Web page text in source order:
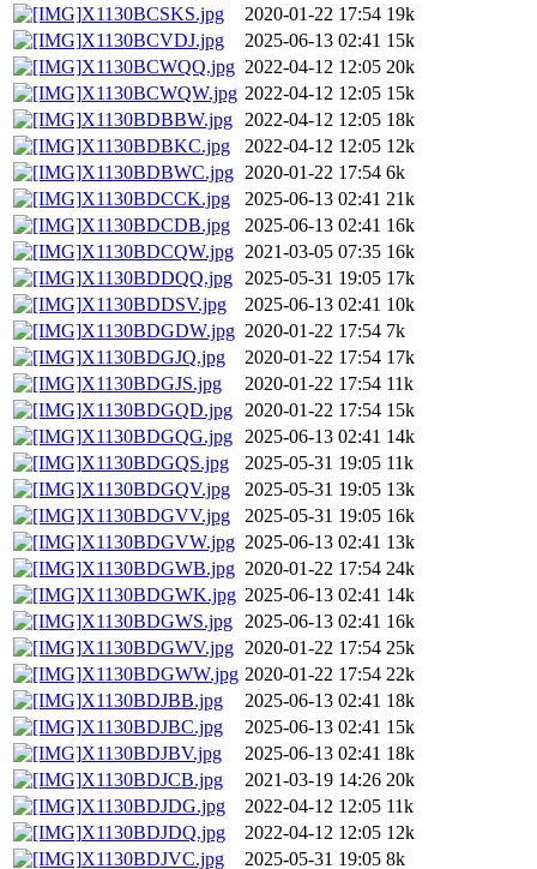
X1130BCSKS.jpg
2020-01-22 17:54 19k
X1130BCVDJ.jpg
2025-06-13 02:41 15k
X1130BCWQQ.jpg 2022-04-12 12:05 20k
X1130BCWQW.jpg 2022-04-12 12:05 15k
X1130BDBBW.jpg
2022-04-12 12:05 18k
X1130BDBKC.jpg
2022-04-12 12:05 12k
X1130BDBWC.jpg 2020-01-22 17:54 6k
X1130BDCCK.jpg
2025-06-13 02:41 21k
X1130BDCDB.jpg
2025-06-13 02:41 16k
X1130BDCQW.jpg 2021-03-05 07:35 16k
X1130BDDQQ.jpg
2025-05-31 19:05 17k
X1130BDDSV.jpg
2025-06-13 02:41 10k
X1130BDGDW.jpg 2020-01-22 17:54 7k
X1130BDGJQ.jpg
2020-01-22 17:54 17k
X1130BDGJS.jpg
2020-01-22 17:54 11k
X1130BDGQD.jpg
2020-01-22 17:54 15k
X1130BDGQG.jpg
2025-06-13 02:41 14k
X1130BDGQS.jpg
2025-05-31 19:05 11k
X1130BDGQV.jpg
2025-05-31 19:05 13k
X1130BDGVV.jpg
2025-05-31 19:05 16k
X1130BDGVW.jpg 2025-06-13 02:41 13k
X1130BDGWB.jpg 2020-01-22 17:54 24k
X1130BDGWK.jpg 2025-06-13 02:41 14k
X1130BDGWS.jpg
2025-06-13 02:41 16k
X1130BDGWV.jpg 2020-01-22 17:54 25k
X1130BDGWW.jpg 2020-01-22 17:54 22k
X1130BDJBB.jpg
2025-06-13 02:41 18k
X1130BDJBC.jpg
2025-06-13 02:41 15k
X1130BDJBV.jpg
2025-06-13 02:41 18k
X1130BDJCB.jpg
2021-03-19 14:26 20k
X1130BDJDG.jpg
2022-04-12 12:05 11k
X1130BDJDQ.jpg
2022-04-12 12:05 12k
X1130BDJVC.jpg
2025-05-31 19:05 8k